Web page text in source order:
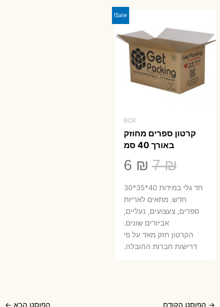
Sale!
BOX
קרטון ספרים מחוזק
באורך 40 סמ
7₪
המחיר
המקורי
היה:
7 ₪.
6 ₪
הוא:
חד גלי במידות 40*35*30
חדש. מתאים לאריזת
ספרים, צעצועים, נעליים,
אביזרים שונים.
הקרטון חזק מאד על פי
דרישות חברות ההובלה.
→ הפוסט הקודם הפוסט הבא ←